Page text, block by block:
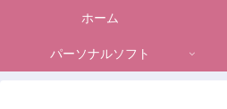
ホーム
パーソナルソフト